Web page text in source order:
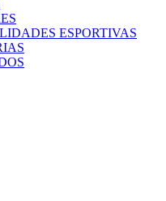
ESPORTIVAS